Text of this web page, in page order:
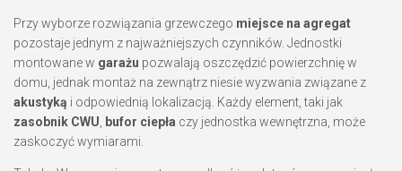
Przy wyborze rozwiązania grzewczego miejsce na agregat
pozostaje jednym z najważniejszych czynników. Jednostki
montowane w garażu pozwalają oszczędzić powierzchnię w
domu, jednak montaż na zewnątrz niesie wyzwania związane z
akustyką i odpowiednią lokalizacją. Każdy element, taki jak
zasobnik CWU
bufor ciepła czy jednostka wewnętrzna, może
zaskoczyć wymiarami.